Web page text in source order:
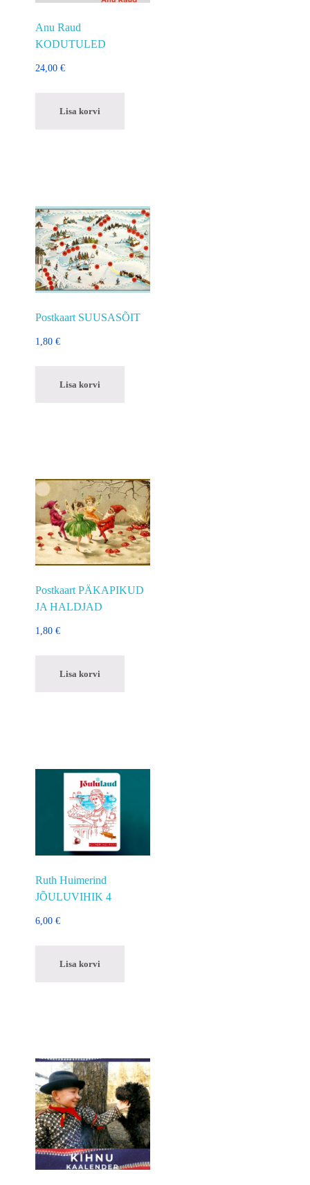
Anu Raud
KODUTULED
24,00 €
Lisa korvi
Postkaart SUUSASÕIT
1,80 €
Lisa korvi
Postkaart PÄKAPIKUD
JA HALDJAD
1,80 €
Lisa korvi
Ruth Huimerind
JÕULUVIHIK 4
6,00 €
Lisa korvi